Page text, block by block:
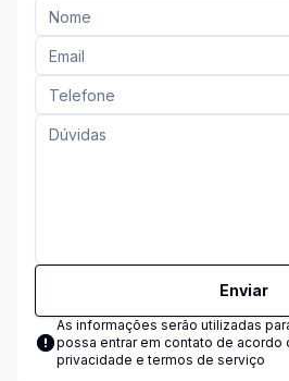
Enviar
As informações serão utilizadas
possa entrar em contato de acordo
privacidade e termos de serviço